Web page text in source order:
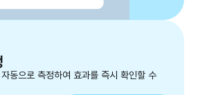
동으로 측정하여 효과를 즉시 확인할 수